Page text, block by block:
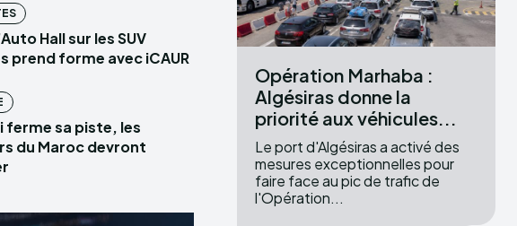
Hall sur les SUV
prend forme avec iCAUR
ferme sa piste, les
du Maroc devront
Opération Marhaba :
Algésiras donne la
priorité aux véhicules...
Le port d'Algésiras a activé des
mesures exceptionnelles pour
faire face au pic de trafic de
l'Opération...